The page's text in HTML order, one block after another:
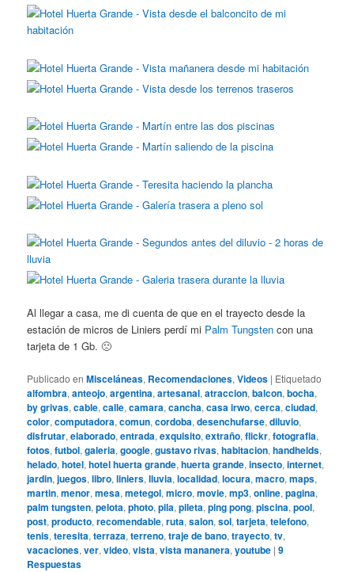
Al llegar a casa, me di cuenta de que en el trayecto desde la
estación de micros de Liniers perdí mi Palm Tungsten con una
tarjeta de 1 Gb. 🙁
Publicado en Misceláneas, Recomendaciones,Videos | Etiquetado
alfombra,anteojo,argentina,artesanal,atraccion,balcon,bocha,
by grivas,cable,calle,camara,cancha,casa irwo,cerca,ciudad,
color,computadora,comun,cordoba,desenchufarse,diluvio,
disfrutar,elaborado,entrada,exquisito,extraño,flickr,fotografia,
fotos,futbol,galeria,google,gustavo rivas,habitacion,handhelds,
helado,hotel,hotel huerta grande,huerta grande,insecto,internet,
jardin,juegos,libro,liniers,lluvia,localidad,locura,macro,maps,
martin,menor,mesa,metegol,micro,movie,mp3,online,pagina,
palm tungsten,pelota,photo,pila,pileta,ping pong,piscina,pool,
post,producto,recomendable,ruta,salon,sol,tarjeta,telefono,
tenis,teresita,terraza,terreno,traje de bano,trayecto,tv,
vacaciones,ver,video,vista,vista mananera,youtube |9
Respuestas